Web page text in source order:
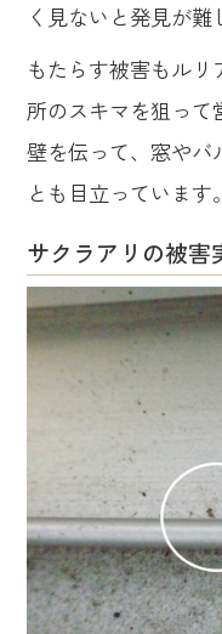
く見ないと発見が難
もたらす被害もル
所のスキマを狙っ
壁を伝って、窓やバ
とも目立っています。
サクラアリの被害